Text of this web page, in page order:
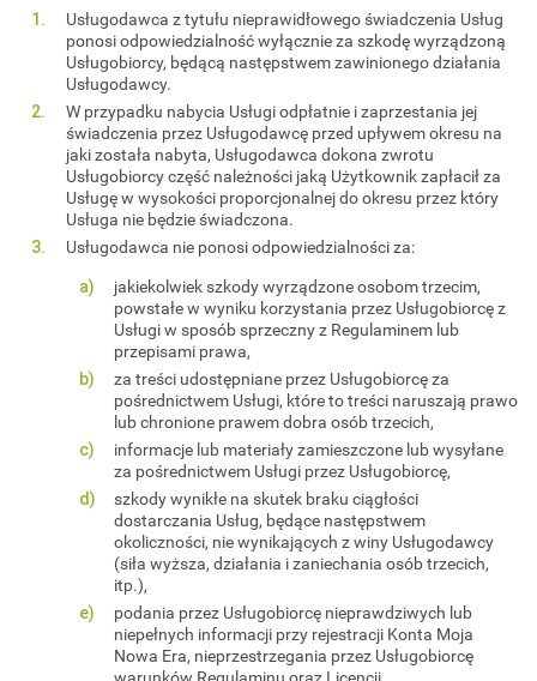
Usługodawca z tytułu nieprawidłowego świadczenia Usług
ponosi odpowiedzialność wyłącznie za szkodę wyrządzoną
Usługobiorcy, będącą następstwem zawinionego działania
Usługodawcy.
W przypadku nabycia Usługi odpłatnie i zaprzestania jej
świadczenia przez Usługodawcę przed upływem okresu na
jaki została nabyta, Usługodawca dokona zwrotu
Usługobiorcy część należności jaką Użytkownik zapłacił za
Usługę w wysokości proporcjonalnej do okresu przez który
Usługa nie będzie świadczona.
Usługodawca nie ponosi odpowiedzialności za:
jakiekolwiek szkody wyrządzone osobom trzecim,
powstałe w wyniku korzystania przez Usługobiorcę z
Usługi w sposób sprzeczny z Regulaminem lub
przepisami prawa,
za treści udostępniane przez Usługobiorcę za
pośrednictwem Usługi, które to treści naruszają prawo
lub chronione prawem dobra osób trzecich,
informacje lub materiały zamieszczone lub wysyłane
za pośrednictwem Usługi przez Usługobiorcę,
szkody wynikłe na skutek braku ciągłości
dostarczania Usług, będące następstwem
okoliczności, nie wynikających z winy Usługodawcy
(siła wyższa, działania i zaniechania osób trzecich,
itp.),
podania przez Usługobiorcę nieprawdziwych lub
niepełnych informacji przy rejestracji Konta Moja
Nowa Era, nieprzestrzegania przez Usługobiorcę